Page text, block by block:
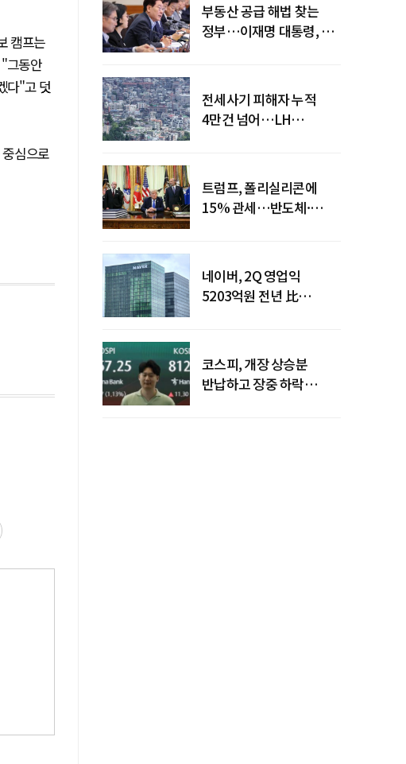
캠프는
그동안
다"고 덧
심으로
부동산 공급 해법 찾는
정부…이재명 대통령, 2차
전세사기 피해자 누적
4만건 넘어…LH
트럼프, 폴리실리콘에
15% 관세…반도체·
네이버, 2Q 영업익
5203억원 전년 比
코스피, 개장 상승분
반납하고 장중 하락